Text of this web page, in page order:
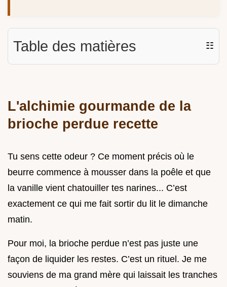
Table des matières ☷
L'alchimie gourmande de la
brioche perdue recette
Tu sens cette odeur ? Ce moment précis où le
beurre commence à mousser dans la poêle et que
la vanille vient chatouiller tes narines... C’est
exactement ce qui me fait sortir du lit le dimanche
matin.
Pour moi, la brioche perdue n’est pas juste une
façon de liquider les restes. C’est un rituel. Je me
souviens de ma grand mère qui laissait les tranches